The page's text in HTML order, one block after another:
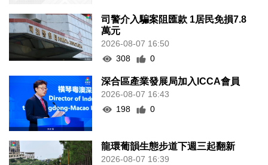
司警介入騙案阻匯款 1居民免損7.8
萬元
2026-08-07 16:50
308
0
深合區產業發展局加入ICCA會員
2026-08-07 16:43
198
0
龍環葡韻生態步道下週三起翻新
2026-08-07 16:39